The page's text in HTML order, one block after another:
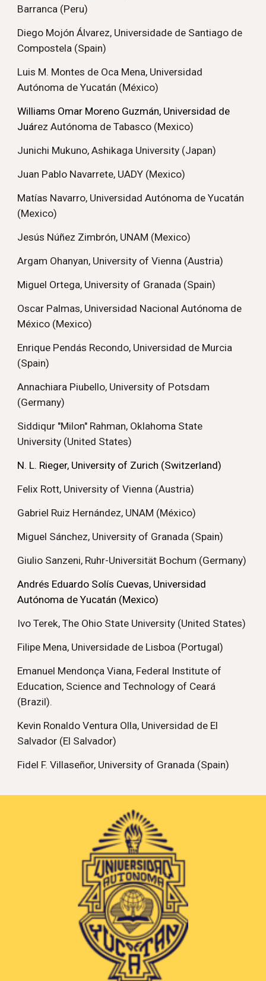
Barranca (Peru)
Diego Mojón Álvarez, Universidade de Santiago de
Compostela (Spain)
Luis M. Montes de Oca Mena, Universidad
Autónoma de Yucatán (México)
Williams Omar Moreno Guzmán, Universidad de
Juárez Autónoma de Tabasco (Mexico)
Junichi Mukuno, Ashikaga University (Japan)
Juan Pablo Navarrete, UADY (Mexico)
Matías Navarro, Universidad Autónoma de Yucatán
(Mexico)
Jesús Núñez Zimbrón, UNAM (Mexico)
Argam Ohanyan, University of Vienna (Austria)
Miguel Ortega, University of Granada (Spain)
Oscar Palmas, Universidad Nacional Autónoma de
México (Mexico)
Enrique Pendás Recondo, Universidad de Murcia
(Spain)
Annachiara Piubello, University of Potsdam
(Germany)
Siddiqur "Milon" Rahman, Oklahoma State
University (United States)
N. L. Rieger, University of Zurich (Switzerland)
Felix Rott, University of Vienna (Austria)
Gabriel Ruiz Hernández, UNAM (México)
Miguel Sánchez, University of Granada (Spain)
Giulio Sanzeni, Ruhr-Universität Bochum (Germany)
Andrés Eduardo Solís Cuevas, Universidad
Autónoma de Yucatán (Mexico)
Ivo Terek, The Ohio State University (United States)
Filipe Mena, Universidade de Lisboa (Portugal)
Emanuel Mendonça Viana, Federal Institute of
Education, Science and Technology of Ceará
(Brazil).
Kevin Ronaldo Ventura Olla, Universidad de El
Salvador (El Salvador)
Fidel F. Villaseñor, University of Granada (Spain)